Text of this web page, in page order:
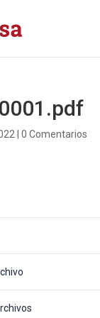
0 Comentarios